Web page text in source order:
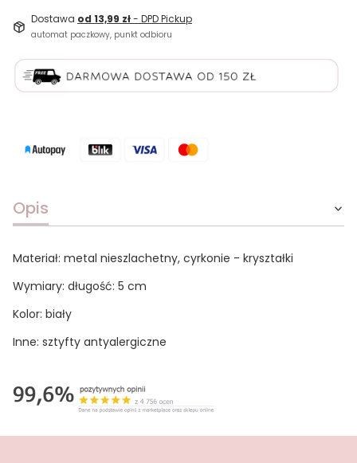
Dostawa od 13,99 zł- DPD Pickup
automat paczkowy, punkt odbioru
Opis
Materiał: metal nieszlachetny, cyrkonie - kryształki
Wymiary: długość: 5 cm
Kolor: biały
Inne: sztyfty antyalergiczne